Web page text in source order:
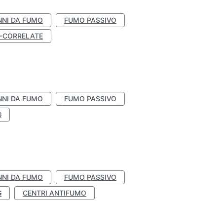
DA FUMO
FUMO PASSIVO
DA FUMO
FUMO PASSIVO
DA FUMO
FUMO PASSIVO
CENTRI ANTIFUMO